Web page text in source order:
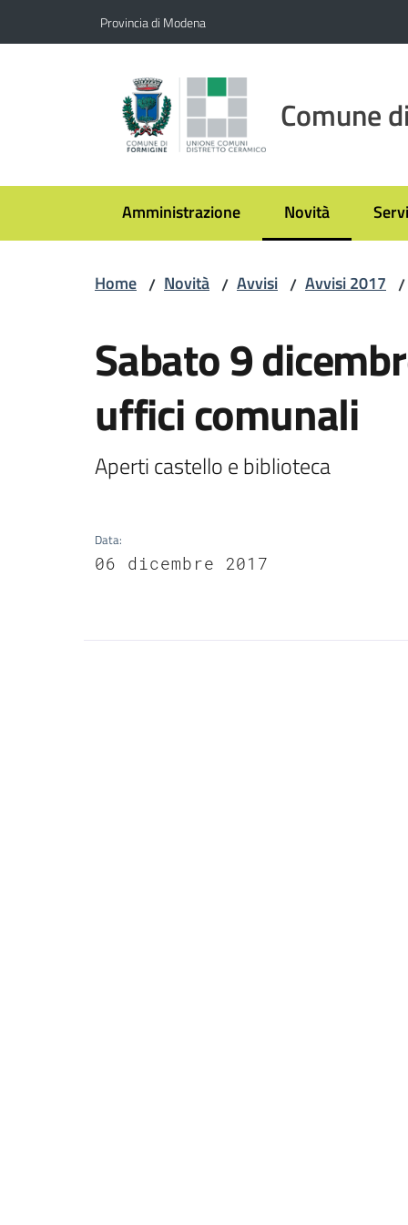
Provincia di Modena
Comune
Amministrazione Novità
Menu selezionato
Home / Novità / Avvisi / Avvisi 2017 /
Sabato 9
uffici comunali
Aperti castello e biblioteca
Data:
06 dicembre 2017